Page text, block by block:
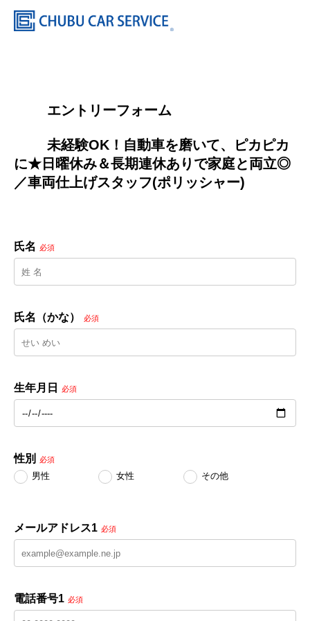
        エントリーフォーム
に★日曜休み＆長期連休ありで家庭と両立◎
／車両仕上げスタッフ(ポリッシャー)
氏名 必須
氏名（かな） 必須
生年月日 必須
性別 必須
男性 女性 その他
メールアドレス1 必須
電話番号1 必須